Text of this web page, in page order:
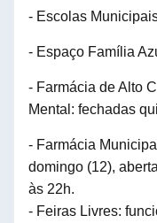
- Escolas
- Espaço Família
- Farmácia de Alto
Mental: fechadas
- Farmácia
domingo (12),
às 22h.
- Feiras Livres: